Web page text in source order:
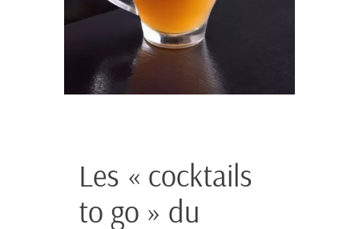
Les « cocktails
to go » du